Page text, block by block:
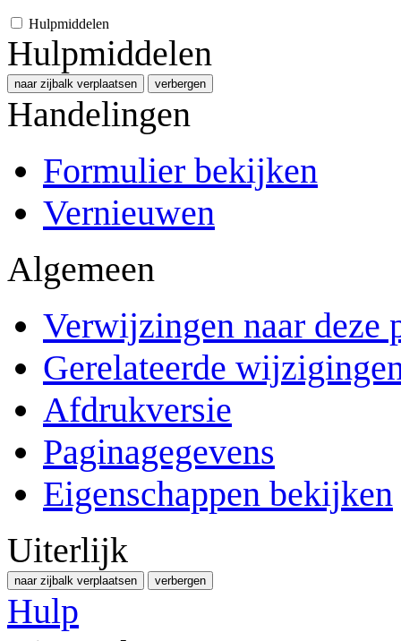
Hulpmiddelen
Hulpmiddelen
naar zijbalk verplaatsen verbergen
Handelingen
Formulier bekijken
Vernieuwen
Algemeen
Verwijzingen naar deze
Gerelateerde
Afdrukversie
Paginagegevens
Eigenschappen bekijken
Uiterlijk
naar zijbalk verplaatsen verbergen
Hulp